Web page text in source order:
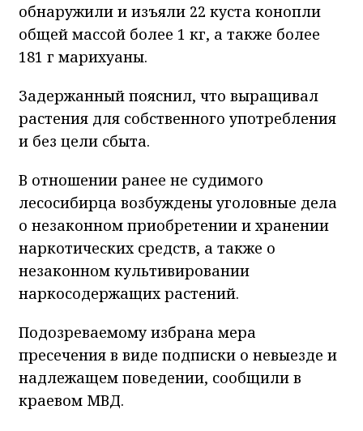
обнаружили и изъяли 22 куста конопли
общей массой более 1 кг, а также более
181 г марихуаны.
Задержанный пояснил, что выращивал
растения для собственного употребления
и без цели сбыта.
В отношении ранее не судимого
лесосибирца возбуждены уголовные дела
о незаконном приобретении и хранении
наркотических средств, а также о
незаконном культивировании
наркосодержащих растений.
Подозреваемому избрана мера
пресечения в виде подписки о невыезде и
надлежащем поведении, сообщили в
краевом МВД.